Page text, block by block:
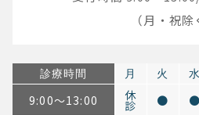
（月・祝除
診療時間 月 火 水
9:00～13:00 休
診 ● ●